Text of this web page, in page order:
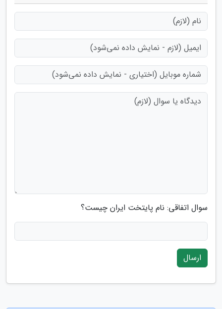
سوال اتفاقی: نام پایتخت ایران چیست؟
ارسال